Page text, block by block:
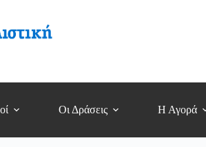
Οι Δράσεις Η Αγορά